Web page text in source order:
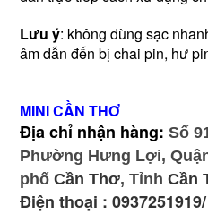
Lưu ý: không dùng sạc
âm dẫn đến bị chai pin, hư
MINI CẦN THƠ
Địa chỉ nhận hàng:Số
Phường Hưng Lợi,
phốCần Thơ, TỉnhCần
Điện thoại :